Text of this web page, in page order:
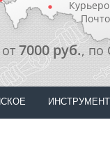
7000 руб., по